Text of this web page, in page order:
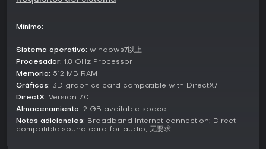
modos adaptados a distintos estilos de juego, desde
batallas clásicas de identidades enfrentan a jugadores en
roles como señor principal o traidor interno, con énfasis en
guerra nacional resalta sinergias de habilidades en
alianzas, mientras que los combates 2v2 brindan acción
rápida y divertida en equipo.
Opciones innovadoras incluyen un modo auto chess con
parejas de campamentos variados y más de 100
Mínimo:
Sistema operativo: windows7以上
Procesador: 1.8 GHz Processor
Memoria: 512 MB RAM
Gráficos: 3D graphics card compatible with DirectX7
DirectX: Version 7.0
Almacenamiento: 2 GB available space
Notas adicionales: Broadband Internet connection; Direct
compatible sound card for audio; 无要求